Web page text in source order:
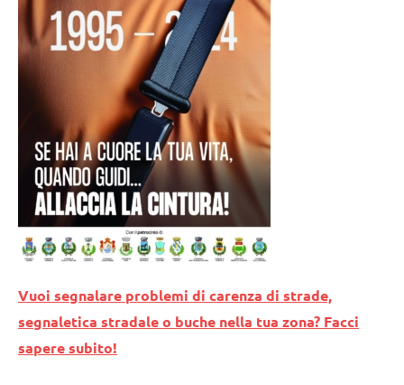
Vuoi segnalare problemi di carenza di strade,
segnaletica stradale o buche nella tua zona? Facci
sapere subito!